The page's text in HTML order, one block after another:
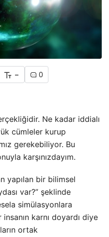
- 0
Ne kadar iddialı
cümleler kurup
gerekebiliyor. Bu
karşınızdayım.
yapılan bir bilimsel
var?” şeklinde
simülasyonlara
karnı doyardı diye
ortak